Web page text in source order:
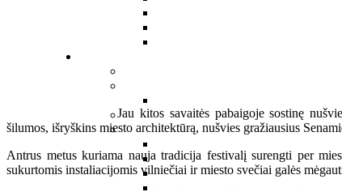
Jau kitos savaitės pabaigoje sostinę
šilumos, išryškins miesto architektūrą, nušvies gražiausius
Antrus metus kuriama nauja tradicija festivalį surengti per
sukurtomis instaliacijomis vilniečiai ir miesto svečiai galės